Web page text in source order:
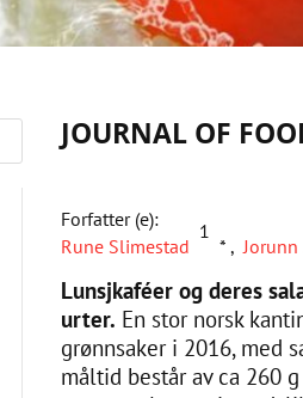
JOURNAL OF
Forfatter (e):
Rune Slimestad
1
* ,
Lunsjkaféer og deres
urter. En stor norsk
grønnsaker i 2016, med
måltid består av ca 260